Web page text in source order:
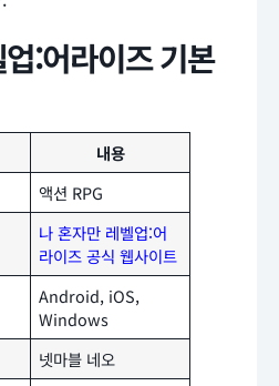
:어라이즈 기본
내용
액션 RPG
나 혼자만 레벨업:어
라이즈 공식 웹사이트
Android, iOS,
Windows
넷마블 네오